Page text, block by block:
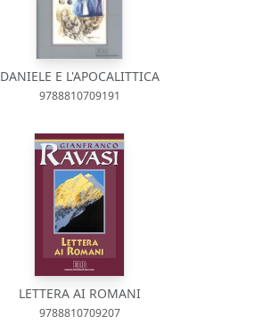
DANIELE E L'APOCALITTICA
9788810709191
LETTERA AI ROMANI
9788810709207